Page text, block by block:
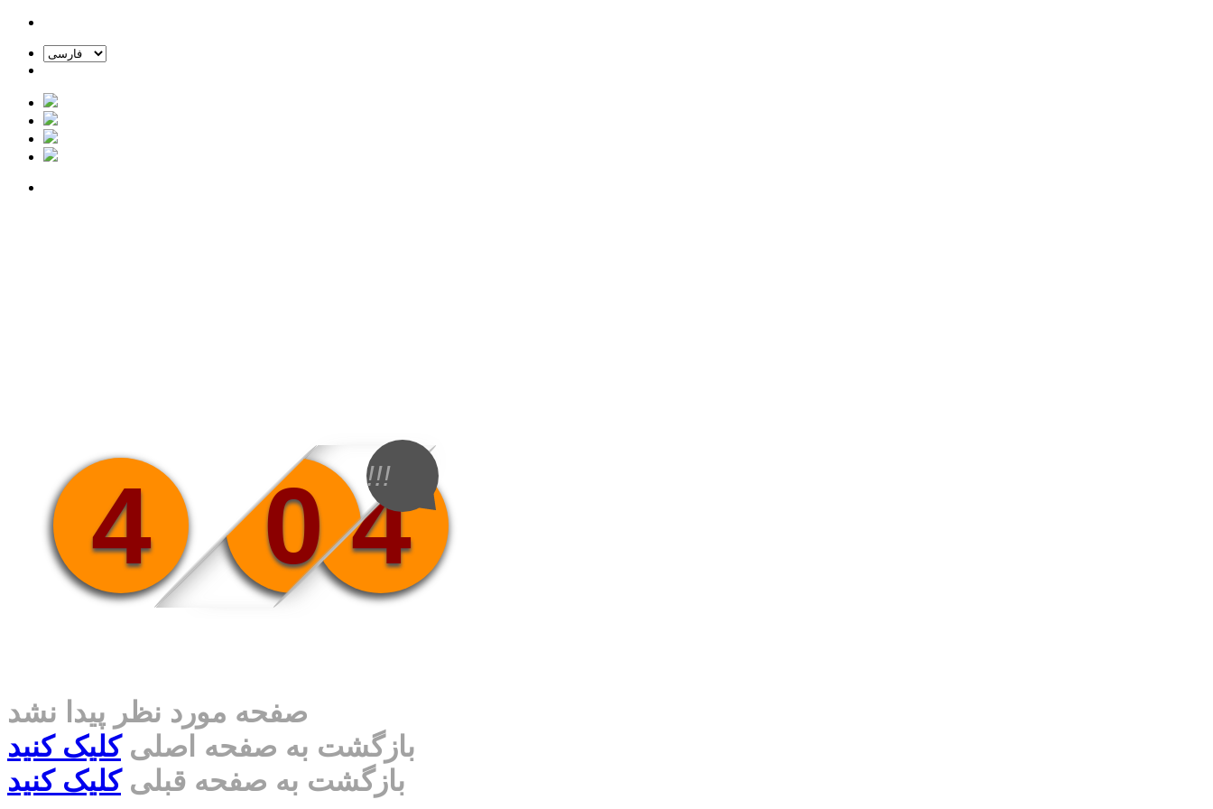
4 0 4
!!!
صفحه مورد نظر پیدا نشد
بازگشت به صفحه اصلیکلیک کنید
بازگشت به صفحه قبلیکلیک کنید